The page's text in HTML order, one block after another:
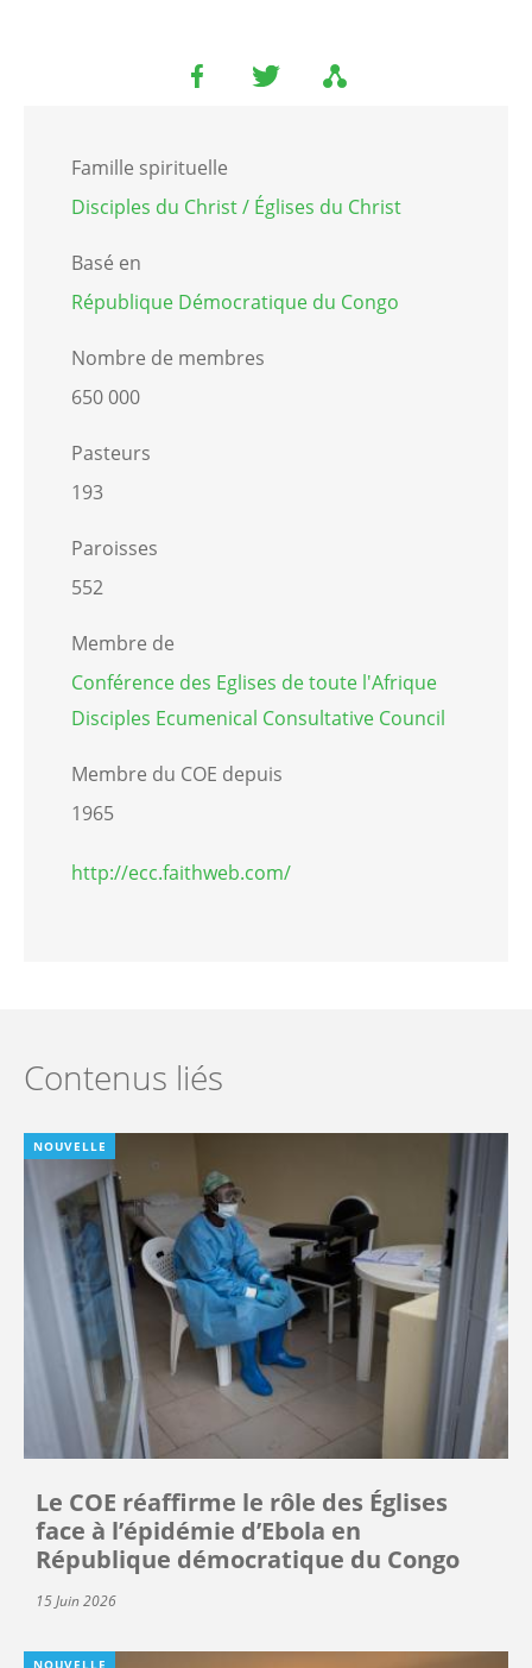
Famille spirituelle
Disciples du Christ / Églises du Christ
Basé en
République Démocratique du Congo
Nombre de membres
650 000
Pasteurs
193
Paroisses
552
Membre de
Conférence des Eglises de toute l'Afrique
Disciples Ecumenical Consultative Council
Membre du COE depuis
1965
http://ecc.faithweb.com/
Contenus liés
NOUVELLE
Le COE réaffirme le rôle des Églises
face à l’épidémie d’Ebola en
République démocratique du Congo
15 Juin 2026
NOUVELLE